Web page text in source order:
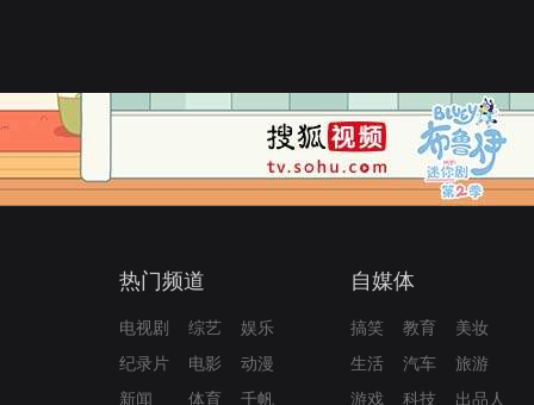
热门频道
电视剧 综艺
娱乐
纪录片
电影
动漫
新闻
体育 千帆
自媒体
搞笑 教育
美妆
生活
汽车
旅游
游戏
科技 出品人